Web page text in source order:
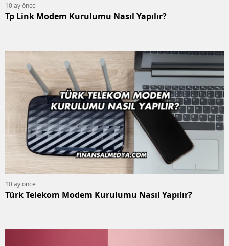
10 ay önce
Tp Link Modem Kurulumu Nasıl Yapılır?
10 ay önce
Türk Telekom Modem Kurulumu Nasıl Yapılır?